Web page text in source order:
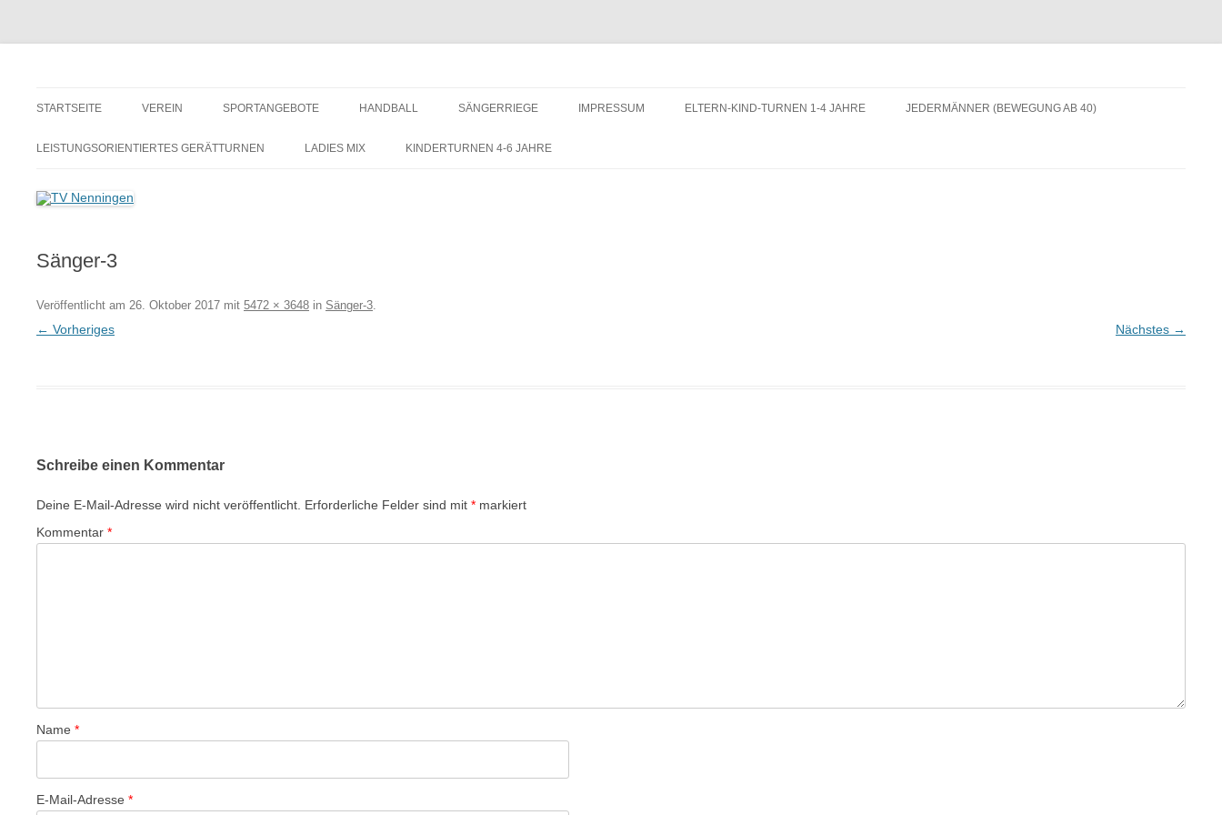
STARTSEITE VEREIN
VORSTANDSCHAFT
SPORTANGEBOTE HANDBALL SÄNGERRIEGE IMPRESSUM ELTERN-KIND-TURNEN 1-4 JAHRE JEDERMÄNNER (BEWEGUNG AB 40)
LEISTUNGSORIENTIERTES GERÄTTURNEN LADIES MIX KINDERTURNEN 4-6 JAHRE
Sänger-3
Veröffentlicht am 26. Oktober 2017 mit 5472 × 3648 in Sänger-3.
← Vorheriges Nächstes →
Schreibe einen Kommentar
Deine E-Mail-Adresse wird nicht veröffentlicht. Erforderliche Felder sind mit * markiert
Kommentar *
Name *
E-Mail-Adresse *